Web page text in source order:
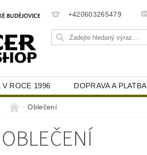
+420603265479
V ROCE 1996 DOPRAVA A PLATBA
Oblečení
OBLEČENÍ